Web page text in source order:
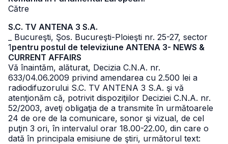
Către
S.C. TV ANTENA 3 S.A.
_ Bucureşti, Şos. Bucureşti-Ploieşti nr. 25-27, sector
1pentru postul de televiziune ANTENA 3- NEWS &
CURRENT AFFAIRS
Vă înaintăm, alăturat, Decizia C.N.A. nr.
633/04.06.2009 privind amendarea cu 2.500 lei a
radiodifuzorului S.C. TV ANTENA 3 S.A. şi vă
atenţionăm că, potrivit dispoziţiilor Deciziei C.N.A. nr.
52/2003, aveţi obligaţia de a transmite în următoarele
24 de ore de la comunicare, sonor şi vizual, de cel
puţin 3 ori, în intervalul orar 18.00-22.00, din care o
dată în principala emisiune de ştiri, următorul text: